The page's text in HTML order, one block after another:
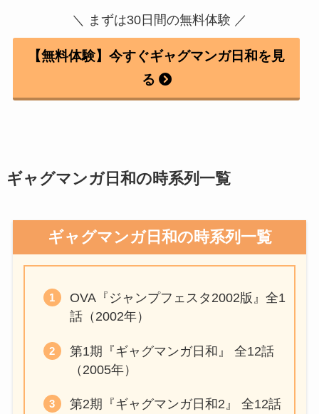
＼ まずは30日間の無料体験 ／
【無料体験】今すぐギャグマンガ日和を見
る
ギャグマンガ日和の時系列一覧
ギャグマンガ日和の時系列一覧
OVA『ジャンプフェスタ2002版』全1
話（2002年）
第1期『ギャグマンガ日和』 全12話
（2005年）
第2期『ギャグマンガ日和2』 全12話